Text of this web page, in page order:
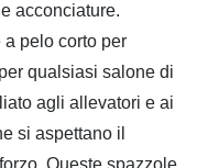
acconciature.
pelo corto per
qualsiasi salone di
agli allevatori e ai
si aspettano il